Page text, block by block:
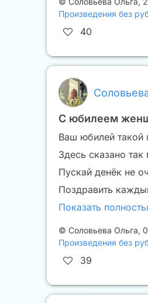
Произведения без
40
С юбилеем
Ваш юбилей такой
Здесь сказано
Пускай денёк не
Поздравить
Показать
© Соловьева Ольга,
Произведения без
39